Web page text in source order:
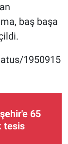
baş başa
1950915
65
tesis